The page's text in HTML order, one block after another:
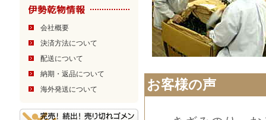
会社概要
決済方法について
配送について
納期・返品について
海外発送について
お客様の声